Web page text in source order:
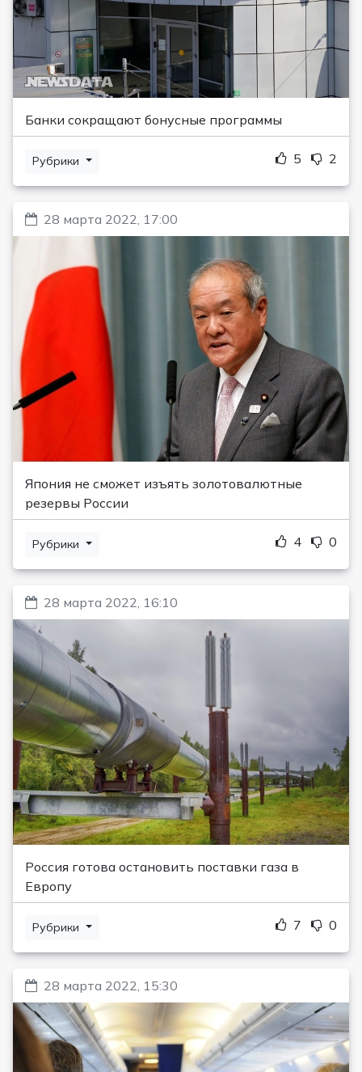
Банки сокращают бонусные программы
Рубрики 5 2
28 марта 2022, 17:00
Япония не сможет изъять золотовалютные
резервы России
Рубрики 4 0
28 марта 2022, 16:10
Россия готова остановить поставки газа в
Европу
Рубрики 7 0
28 марта 2022, 15:30